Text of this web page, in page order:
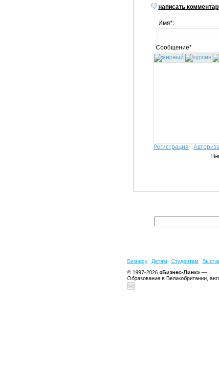
написать
Имя*:
Сообщение*
Регистрация
Бизнесу Детям Студентам
© 1997-2026 «Бизнес-Линк» —
Образование в Великобритании,